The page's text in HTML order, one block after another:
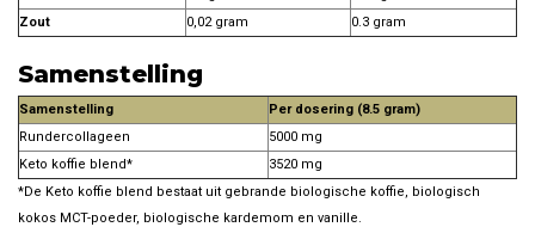
Zout
0,02 gram 0.3 gram
Samenstelling
Samenstelling
Per dosering (8.5 gram)
Rundercollageen
5000 mg
Keto koffie blend*
3520 mg
*De Keto koffie blend bestaat uit gebrande biologische koffie, biologisch
kokos MCT-poeder, biologische kardemom en vanille.